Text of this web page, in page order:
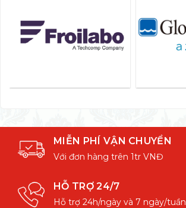
MIỄN PHÍ VẬN CHUYỂN
Với đơn hàng trên 1tr VNĐ
HỖ TRỢ 24/7
Hỗ trợ 24h/ngày và 7 ngày/tuần